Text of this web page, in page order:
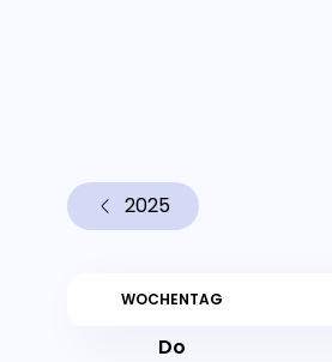
2025
WOCHENTAG
Do